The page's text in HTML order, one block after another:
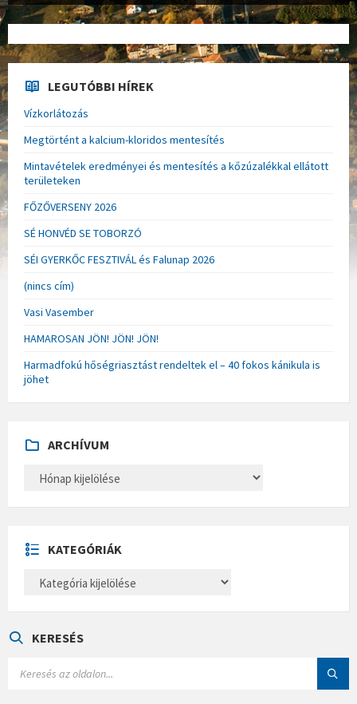
LEGUTÓBBI HÍREK
Vízkorlátozás
Megtörtént a kalcium-kloridos mentesítés
Mintavételek eredményei és mentesítés a kőzúzalékkal ellátott
területeken
FŐZŐVERSENY 2026
SÉ HONVÉD SE TOBORZÓ
SÉI GYERKŐC FESZTIVÁL és Falunap 2026
(nincs cím)
Vasi Vasember
HAMAROSAN JÖN! JÖN! JÖN!
Harmadfokú hőségriasztást rendeltek el – 40 fokos kánikula is
jöhet
ARCHÍVUM
H
U
M
KATEGÓRIÁK
E
Á
KERESÉS